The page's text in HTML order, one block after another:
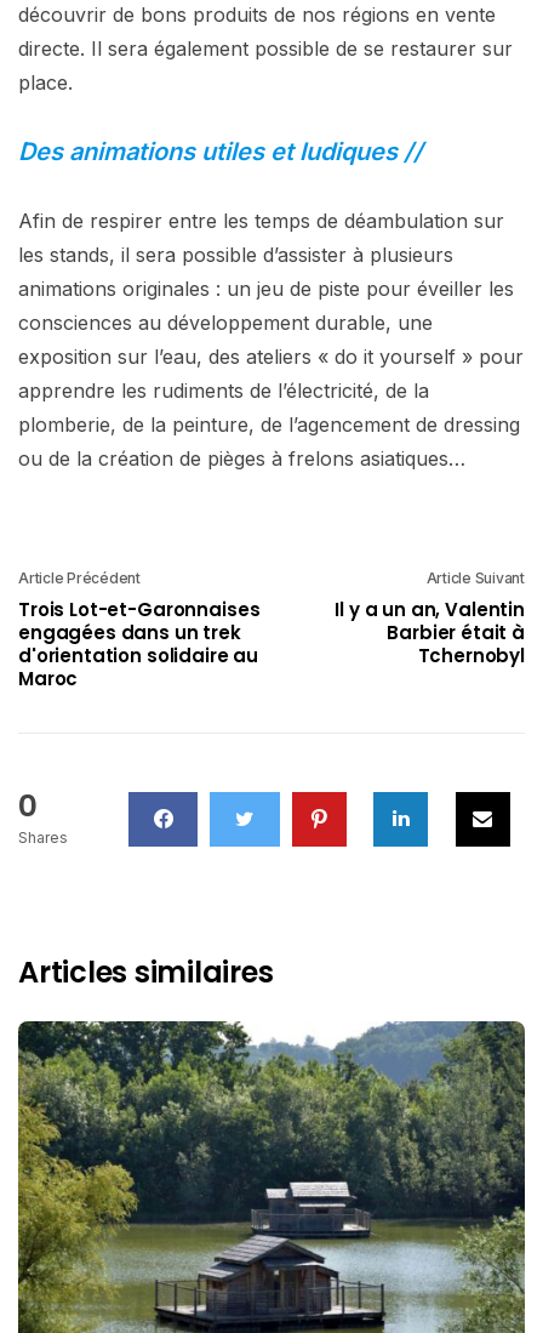
découvrir de bons produits de nos régions en vente
directe. Il sera également possible de se restaurer sur
place.
Des animations utiles et ludiques //
Afin de respirer entre les temps de déambulation sur
les stands, il sera possible d’assister à plusieurs
animations originales : un jeu de piste pour éveiller les
consciences au développement durable, une
exposition sur l’eau, des ateliers « do it yourself » pour
apprendre les rudiments de l’électricité, de la
plomberie, de la peinture, de l’agencement de dressing
ou de la création de pièges à frelons asiatiques…
Article Précédent
Trois Lot-et-Garonnaises
engagées dans un trek
d'orientation solidaire au
Maroc
Article Suivant
Il y a un an, Valentin
Barbier était à
Tchernobyl
0
Shares
Articles similaires